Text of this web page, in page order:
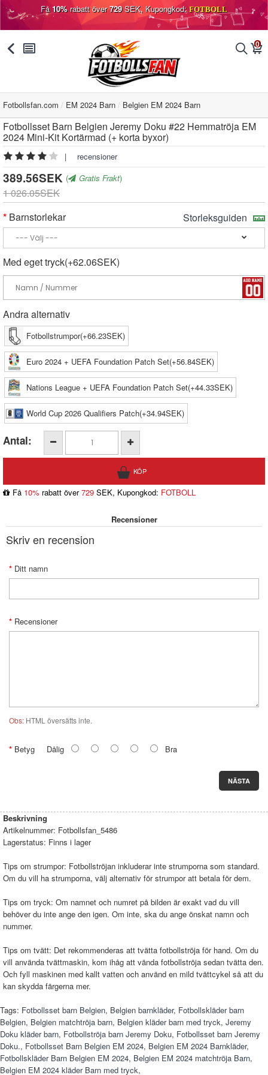
Få10%rabatt över729SEK, Kupongkod: FOTBOLL
󰅯 󰂩 󰂨 0
󰃦
Fotbollsfan.com EM 2024 Barn Belgien EM 2024 Barn
Fotbollsset Barn Belgien Jeremy Doku #22 Hemmatröja EM
2024 Mini-Kit Kortärmad (+ korta byxor)
| recensioner
389.56SEK ( Gratis Frakt)
1 026.05SEK
Barnstorlekar
Storleksguiden
Med eget tryck(+62.06SEK)
Andra alternativ
Fotbollstrumpor(+66.23SEK)
Euro 2024 + UEFA Foundation Patch Set(+56.84SEK)
Nations League + UEFA Foundation Patch Set(+44.33SEK)
World Cup 2026 Qualifiers Patch(+34.94SEK)
Antal:
Få 10% rabatt över729 SEK, Kupongkod: FOTBOLL
Recensioner
Skriv en recension
Ditt namn
Recensioner
Obs: HTML översätts inte.
Betyg Dålig Bra
NÄSTA
Beskrivning
Artikelnummer: Fotbollsfan_5486
Lagerstatus: Finns i lager
Tips om strumpor: Fotbollströjan inkluderar inte strumporna som standard.
Om du vill ha strumporna, välj alternativ för strumpor att betala för dem.
Tips om tryck: Om namnet och numret på bilden är exakt vad du vill
behöver du inte ange den igen. Om inte, ska du ange önskat namn och
nummer.
Tips om tvätt: Det rekommenderas att tvätta fotbollströja för hand. Om du
vill använda tvättmaskin, kom ihåg att vända fotbollströja sedan tvätta den.
Och fyll maskinen med kallt vatten och använd en mild tvättcykel så att du
kan skydda färgerna mer.
Tags: Fotbollsset barn Belgien, Belgien barnkläder, Fotbollskläder barn
Belgien, Belgien matchtröja barn, Belgien kläder barn med tryck, Jeremy
Doku kläder barn, Fotbollströja barn Jeremy Doku, Fotbollsset barn Jeremy
Doku., Fotbollsset Barn Belgien EM 2024, Belgien EM 2024 Barnkläder,
Fotbollskläder Barn Belgien EM 2024, Belgien EM 2024 matchtröja Barn,
Belgien EM 2024 kläder Barn med tryck,